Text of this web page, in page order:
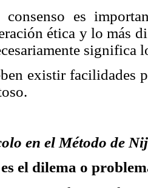
es
ética y lo más
significa
existir facilidades
en el Método de
el dilema o